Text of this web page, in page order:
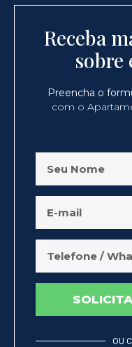
Receba
sobre
Preencha o
com o
OU